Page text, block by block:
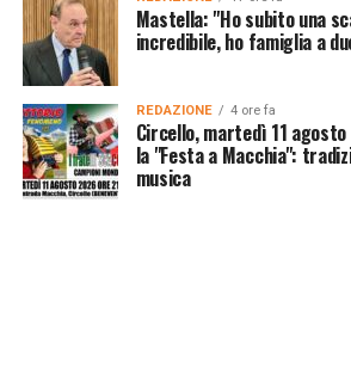
Mastella: "Ho subito una
incredibile, ho famiglia a
REDAZIONE 4 ore fa
Circello, martedì 11
la "Festa a Macchia":
musica